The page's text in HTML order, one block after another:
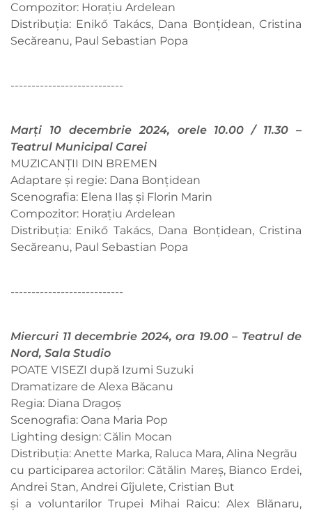
Compozitor: Horațiu Ardelean
Distribuția: Enikő Takács, Dana Bonțidean, Cristina
Secăreanu, Paul Sebastian Popa
---------------------------
Marți 10 decembrie 2024, orele 10.00 / 11.30 –
Teatrul Municipal Carei
MUZICANȚII DIN BREMEN
Adaptare și regie: Dana Bonțidean
Scenografia: Elena Ilaș și Florin Marin
Compozitor: Horațiu Ardelean
Distribuția: Enikő Takács, Dana Bonțidean, Cristina
Secăreanu, Paul Sebastian Popa
---------------------------
Miercuri 11 decembrie 2024, ora 19.00 – Teatrul de
Nord, Sala Studio
POATE VISEZI după Izumi Suzuki
Dramatizare de Alexa Băcanu
Regia: Diana Dragoș
Scenografia: Oana Maria Pop
Lighting design: Călin Mocan
Distribuția: Anette Marka, Raluca Mara, Alina Negrău
cu participarea actorilor: Cătălin Mareș, Bianco Erdei,
Andrei Stan, Andrei Gîjulete, Cristian But
și a voluntarilor Trupei Mihai Raicu: Alex Blănaru,